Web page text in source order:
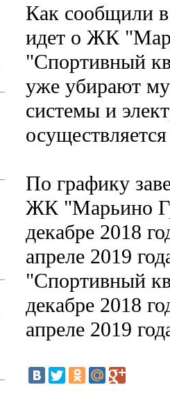
Как сообщили
идет о ЖК
"Спортивный
уже убирают
системы и
По графику
ЖК "Марьино
декабре 2018
апреле 2019
"Спортивный
декабре 2018
апреле 2019